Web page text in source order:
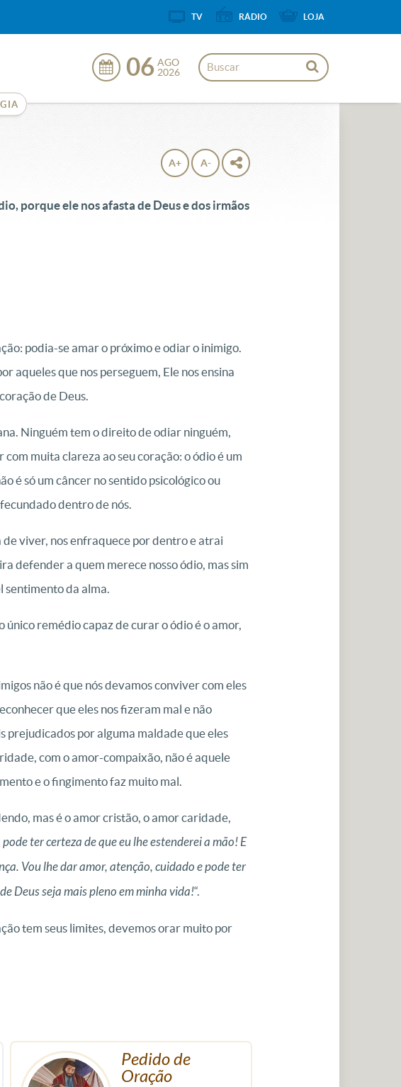
06 AGO
2026
A+ A-
porque ele nos afasta de Deus e dos irmãos
podia-se amar o próximo e odiar o inimigo.
aqueles que nos perseguem, Ele nos ensina
de Deus.
Ninguém tem o direito de odiar ninguém,
muita clareza ao seu coração: o ódio é um
é só um câncer no sentido psicológico ou
dentro de nós.
de viver, nos enfraquece por dentro e atrai
defender a quem merece nosso ódio, mas sim
sentimento da alma.
único remédio capaz de curar o ódio é o amor,
não é que nós devamos conviver com eles
que eles nos fizeram mal e não
prejudicados por alguma maldade que eles
com o amor-compaixão, não é aquele
e o fingimento faz muito mal.
mas é o amor cristão, o amor caridade,
ter certeza de que eu lhe estenderei a mão! E
Vou lhe dar amor, atenção, cuidado e pode ter
Deus seja mais pleno em minha vida!“.
tem seus limites, devemos orar muito por
Pedido de
Oração
TV RÁDIO LOJA